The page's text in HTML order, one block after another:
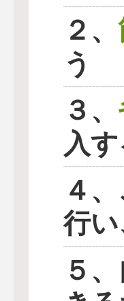
２、
う
３、
入
４
行い
５